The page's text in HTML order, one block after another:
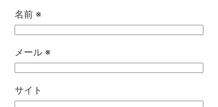
名前 ※
メール ※
サイト